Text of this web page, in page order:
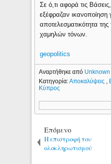
Σε ό,τι αφορά τις
εξέφραζαν ικανοποίηση
αποτελεσματικότητα της
χαμηλών τόνων.
geopolitics
Αναρτήθηκε από
Κατηγορία:Αποκαλύψεις
Κύπρος
Επόμενο
Η επιστροφή του
ολοκληρωτισμού